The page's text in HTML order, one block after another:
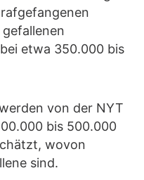
etwa 350.000 bis
von der NYT
bis 500.000
wovon
sind.